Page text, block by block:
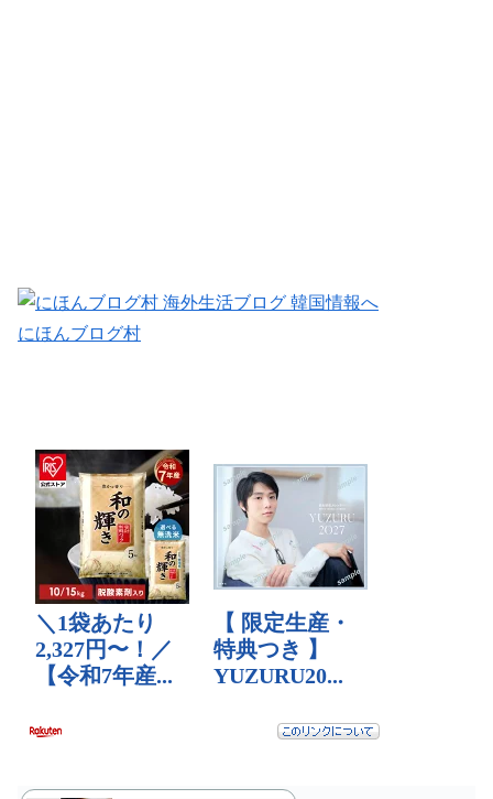
にほんブログ村